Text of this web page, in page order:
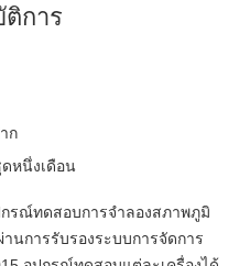
การ
ก
หนึ่งเดือน
กรณ์ทดสอบการจำลองสภาพภูมิ
นการรับรองระบบการจัดการ